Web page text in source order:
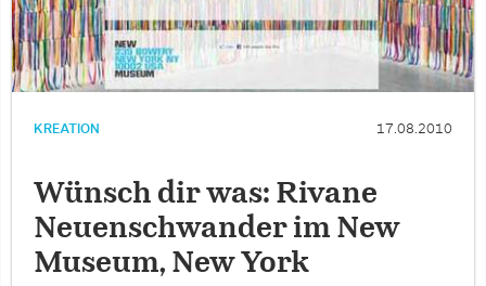
KREATION 17.08.2010
Wünsch dir was: Rivane
Neuenschwander im New
Museum, New York